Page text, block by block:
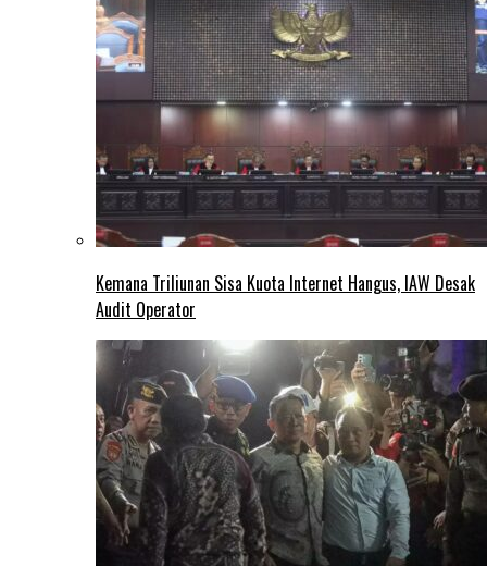
Kemana Triliunan Sisa Kuota Internet Hangus, IAW Desak
Audit Operator